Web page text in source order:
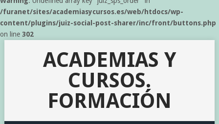
/furanet/sites/academiasycursos.es/web/htdocs/wp-
content/plugins/juiz-social-post-sharer/inc/front/buttons.php
on line 302
ACADEMIAS Y
CURSOS.
FORMACIÓN